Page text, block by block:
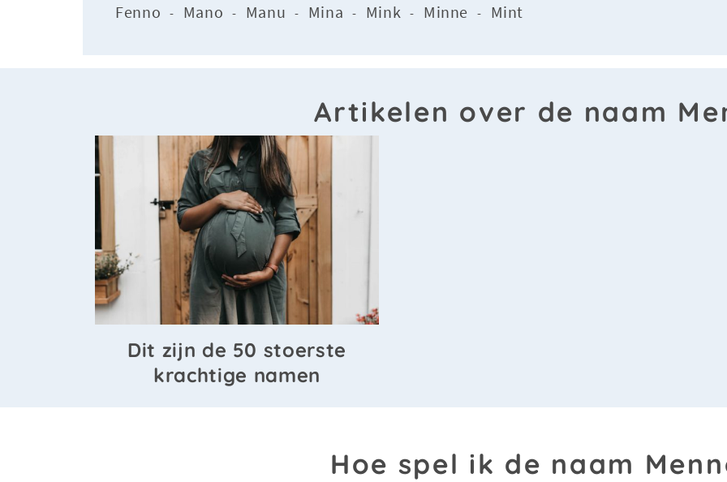
Fenno - Mano - Manu - Mina - Mink - Minne - Mint
Artikelen over de naam
Dit zijn de 50 stoerste
krachtige namen
Hoe spel ik de naam